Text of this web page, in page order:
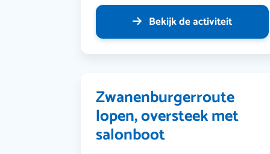
Bekijk de activiteit
Zwanenburgerroute
lopen, oversteek met
salonboot